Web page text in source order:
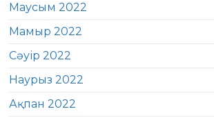
Маусым 2022
Мамыр 2022
Сәуір 2022
Наурыз 2022
Ақпан 2022